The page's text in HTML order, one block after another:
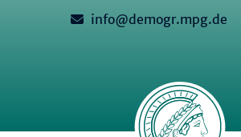
info@demogr.mpg.de